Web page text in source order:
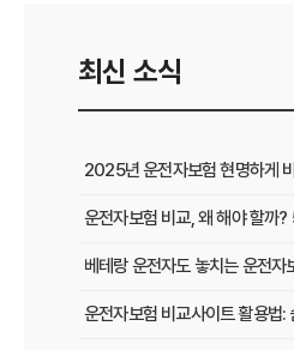
최신 소식
2025년 운전자보험 현명하게
운전자보험 비교, 왜 해야 할까?
베테랑 운전자도 놓치는 운전자
운전자보험 비교사이트 활용법: